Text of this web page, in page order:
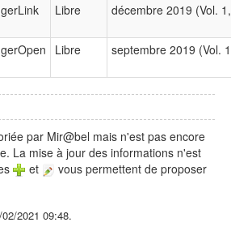
Libre décembre 2019 (Vol.
Libre septembre 2019
par Mir@bel mais n'est pas encore
La mise à jour des informations n'est
et
vous permettent de proposer
2021 09:48.